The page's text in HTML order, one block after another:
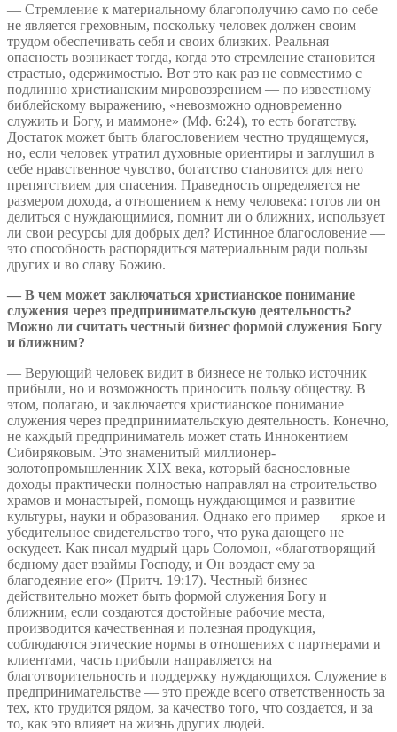
— Стремление к материальному благополучию само по себе
не является греховным, поскольку человек должен своим
трудом обеспечивать себя и своих близких. Реальная
опасность возникает тогда, когда это стремление становится
страстью, одержимостью. Вот это как раз не совместимо с
подлинно христианским мировоззрением — по известному
библейскому выражению, «невозможно одновременно
служить и Богу, и маммоне» (Мф. 6:24), то есть богатству.
Достаток может быть благословением честно трудящемуся,
но, если человек утратил духовные ориентиры и заглушил в
себе нравственное чувство, богатство становится для него
препятствием для спасения. Праведность определяется не
размером дохода, а отношением к нему человека: готов ли он
делиться с нуждающимися, помнит ли о ближних, использует
ли свои ресурсы для добрых дел? Истинное благословение —
это способность распорядиться материальным ради пользы
других и во славу Божию.
— В чем может заключаться христианское понимание
служения через предпринимательскую деятельность?
Можно ли считать честный бизнес формой служения Богу
и ближним?
— Верующий человек видит в бизнесе не только источник
прибыли, но и возможность приносить пользу обществу. В
этом, полагаю, и заключается христианское понимание
служения через предпринимательскую деятельность. Конечно,
не каждый предприниматель может стать Иннокентием
Сибиряковым. Это знаменитый миллионер-
золотопромышленник XIX века, который баснословные
доходы практически полностью направлял на строительство
храмов и монастырей, помощь нуждающимся и развитие
культуры, науки и образования. Однако его пример — яркое и
убедительное свидетельство того, что рука дающего не
оскудеет. Как писал мудрый царь Соломон, «благотворящий
бедному дает взаймы Господу, и Он воздаст ему за
благодеяние его» (Притч. 19:17). Честный бизнес
действительно может быть формой служения Богу и
ближним, если создаются достойные рабочие места,
производится качественная и полезная продукция,
соблюдаются этические нормы в отношениях с партнерами и
клиентами, часть прибыли направляется на
благотворительность и поддержку нуждающихся. Служение в
предпринимательстве — это прежде всего ответственность за
тех, кто трудится рядом, за качество того, что создается, и за
то, как это влияет на жизнь других людей.